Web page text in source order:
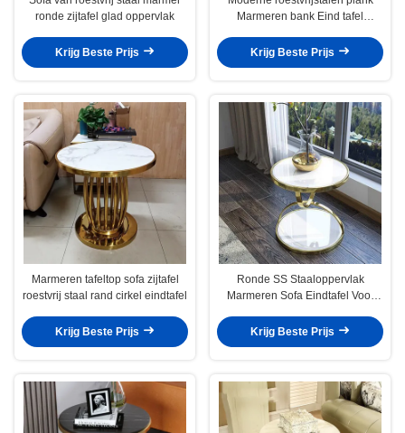
ronde zijtafel glad oppervlak
Krijg Beste Prijs
Marmeren bank Eind tafel
Krijg Beste Prijs
Marmeren tafeltop sofa zijtafel
roestvrij staal rand cirkel eindtafel
Krijg Beste Prijs
Ronde SS Staaloppervlak
Marmeren Sofa Eindtafel Voor
Krijg Beste Prijs